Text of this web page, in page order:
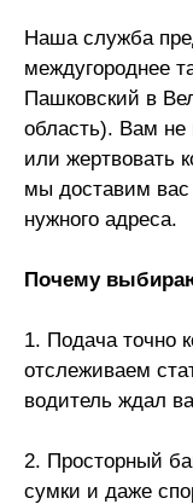
Наша служба
междугороднее
Пашковский в
область). Вам не
или жертвовать
мы доставим вас
нужного адреса.
Почему
1. Подача точно
отслеживаем
водитель ждал
2. Просторный
сумки и даже